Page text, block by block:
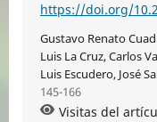
https://doi.org/
Gustavo Renato
Luis La Cruz, Carlos
Luis Escudero, José
145-166
Visitas del